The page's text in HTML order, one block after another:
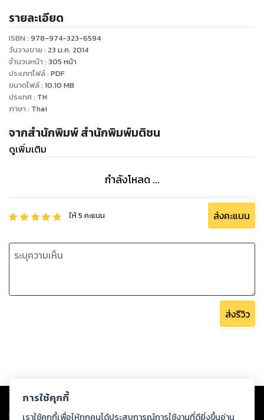
รายละเอียด
ISBN : 978-974-323-6594
วันวางขาย : 23 ม.ค. 2014
จำนวนหน้า : 305 หน้า
ประเภทไฟล์: PDF
ขนาดไฟล์: 10.10 MB
ประเทศ: TH
ภาษา : Thai
จากสำนักพิมพ์ สำนักพิมพ์มติชน
ดูเพิ่มเติม
กำลังโหลด ...
ให้5 คะแนน ส่งคะแนน
ส่งรีวิว
Copyright © 2026
ต่อผลงานหรือเนื้อหาใดที่อัปโหลดผ่านเว็บไซต์และปรากฏว่าละเมิดสิทธิใน
ทรัพย์สินทางปัญญาของบุคคลอื่นหรือขัดต่อกฎหมายและศีลธรรม ดังนั้น ผู้อ่าน
การใช้คุกกี้
เราใช้คุกกี้เพื่อให้ทุกคนได้ประสบการณ์การใช้งานที่ดียิ่งขึ้นอ่าน